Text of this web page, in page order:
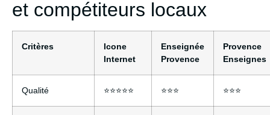
et compétiteurs locaux
Critères
Icone
Internet
Enseignée
Provence
Provence
Enseignes
Qualité ⭐⭐⭐⭐⭐ ⭐⭐⭐ ⭐⭐⭐